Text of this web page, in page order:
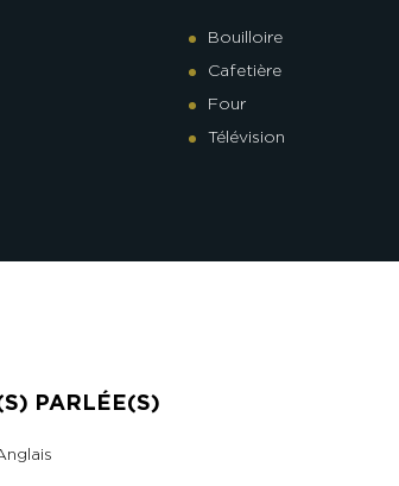
Bouilloire
Cafetière
Four
Télévision
PARLÉE(S)